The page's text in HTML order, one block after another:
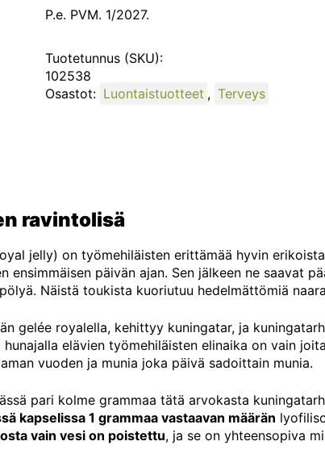
P.e. PVM. 1/2027.
Tuotetunnus (SKU):
102538
Osastot: Luontaistuotteet , Terveys
ravintolisä
jelly) on työmehiläisten erittämää hyvin
päivän ajan. Sen jälkeen ne saavat
Näistä toukista kuoriutuu hedelmättömiä
gelée royalella, kehittyy kuningatar, ja
elävien työmehiläisten elinaika on vain
vuoden ja munia joka päivä sadoittain munia.
pari kolme grammaa tätä arvokasta
kapselissa 1 grammaa vastaavan määrän
vain vesi on poistettu, ja se on yhteensopiva